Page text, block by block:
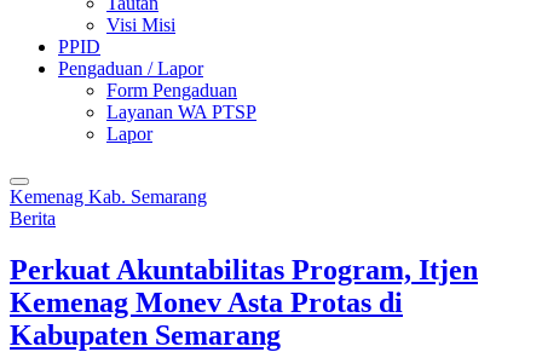
Visi Misi
PPID
Pengaduan / Lapor
Form Pengaduan
Layanan WA PTSP
Lapor
Kemenag Kab. Semarang
Berita
Perkuat Akuntabilitas Program, Itjen
Kemenag Monev Asta Protas di
Kabupaten Semarang